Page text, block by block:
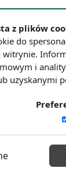
z plików
do
witrynie.
i
uzyskanymi